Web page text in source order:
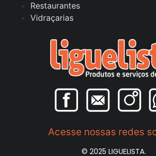
Restaurantes
Vidraçarias
Acesse nossas redes
© 2025 LIGUELISTA.